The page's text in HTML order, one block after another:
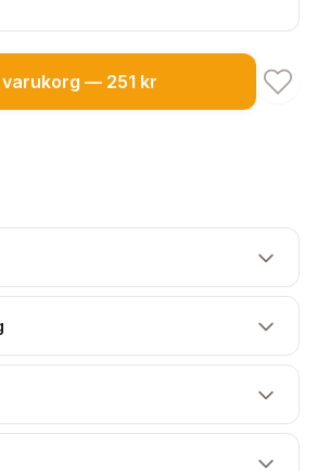
varukorg — 251 kr